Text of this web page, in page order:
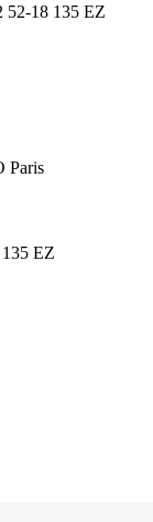
52-18 135 EZ
Paris
EZ